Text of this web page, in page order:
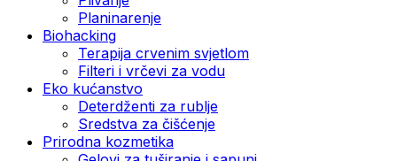
Planinarenje
Biohacking
Terapija crvenim svjetlom
Filteri i vrčevi za vodu
Eko kućanstvo
Deterdženti za rublje
Sredstva za čišćenje
Prirodna kozmetika